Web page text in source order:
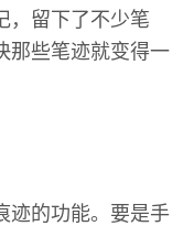
，留下了不少笔
那些笔迹就变得一
迹的功能。要是手